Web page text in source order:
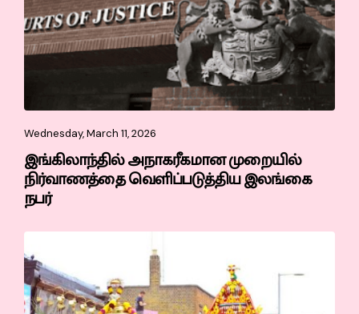
Wednesday, March 11, 2026
இங்கிலாந்தில் அநாகரீகமான முறையில்
நிர்வாணத்தை வெளிப்படுத்திய இலங்கை
நபர்